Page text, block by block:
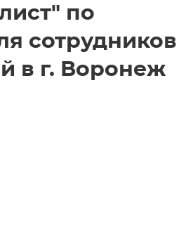
по
сотрудников
в г. Воронеж